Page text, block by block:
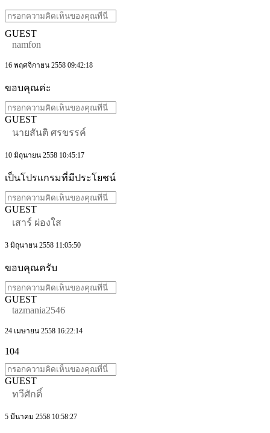
GUEST
namfon
16 พฤศจิกายน 2558 09:42:18
ขอบคุณค่ะ
GUEST
นายสันติ ศรขรรค์
10 มิถุนายน 2558 10:45:17
เป็นโปรแกรมที่มีประโยชน์
GUEST
เสาร์ ผ่องใส
3 มิถุนายน 2558 11:05:50
ขอบคุณครับ
GUEST
tazmania2546
24 เมษายน 2558 16:22:14
104
GUEST
ทวีศักดิ์
5 มีนาคม 2558 10:58:27